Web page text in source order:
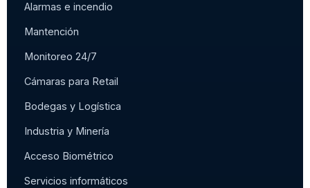
Alarmas e incendio
Mantención
Monitoreo 24/7
Cámaras para Retail
Bodegas y Logística
Industria y Minería
Acceso Biométrico
Servicios informáticos